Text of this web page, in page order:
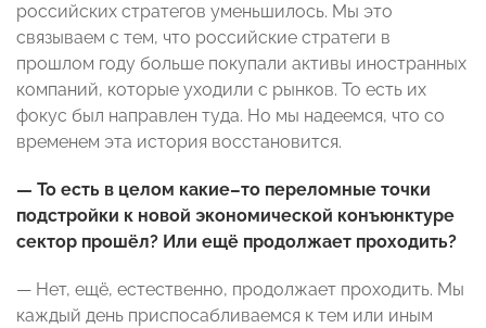
российских стратегов уменьшилось. Мы это
связываем с тем, что российские стратеги в
прошлом году больше покупали активы иностранных
компаний, которые уходили с рынков. То есть их
фокус был направлен туда. Но мы надеемся, что со
временем эта история восстановится.
— То есть в целом какие–то переломные точки
подстройки к новой экономической конъюнктуре
сектор прошёл? Или ещё продолжает проходить?
— Нет, ещё, естественно, продолжает проходить. Мы
каждый день приспосабливаемся к тем или иным